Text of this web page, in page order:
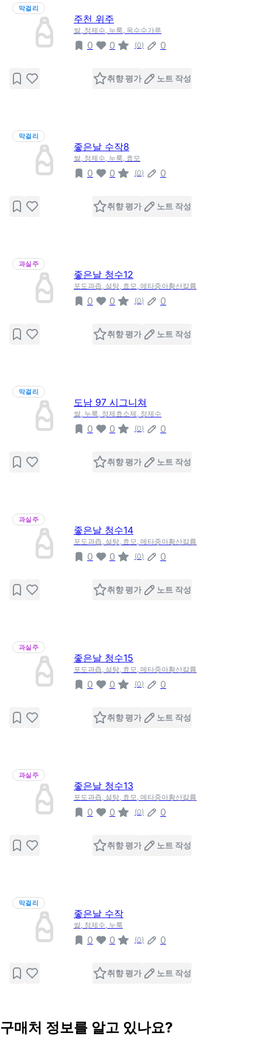
막걸리
주천 위주
쌀, 정제수, 누룩, 옥수수가루
0 0 (0) 0
취향 평가 노트 작성
막걸리
좋은날 수작8
쌀, 정제수, 누룩, 효모
0 0 (0) 0
취향 평가 노트 작성
과실주
좋은날 청수12
포도과즙, 설탕, 효모, 메타중아황산칼륨
0 0 (0) 0
취향 평가 노트 작성
막걸리
도남 97 시그니쳐
쌀, 누룩, 정제효소제, 정제수
0 0 (0) 0
취향 평가 노트 작성
과실주
좋은날 청수14
포도과즙, 설탕, 효모, 메타중아황산칼륨
0 0 (0) 0
취향 평가 노트 작성
과실주
좋은날 청수15
포도과즙, 설탕, 효모, 메타중아황산칼륨
0 0 (0) 0
취향 평가 노트 작성
과실주
좋은날 청수13
포도과즙, 설탕, 효모, 메타중아황산칼륨
0 0 (0) 0
취향 평가 노트 작성
막걸리
좋은날 수작
쌀, 정제수, 누룩
0 0 (0) 0
취향 평가 노트 작성
구매처 정보를 알고 있나요?